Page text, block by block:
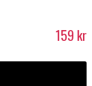
159 kr